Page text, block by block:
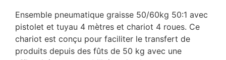
Ensemble pneumatique graisse 50/60kg 50:1 avec
pistolet et tuyau 4 mètres et chariot 4 roues. Ce
chariot est conçu pour faciliter le transfert de
produits depuis des fûts de 50 kg avec une